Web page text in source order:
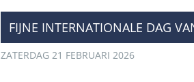
​FIJNE INTERNATIONALE DAG
ZATERDAG 21 FEBRUARI 2026